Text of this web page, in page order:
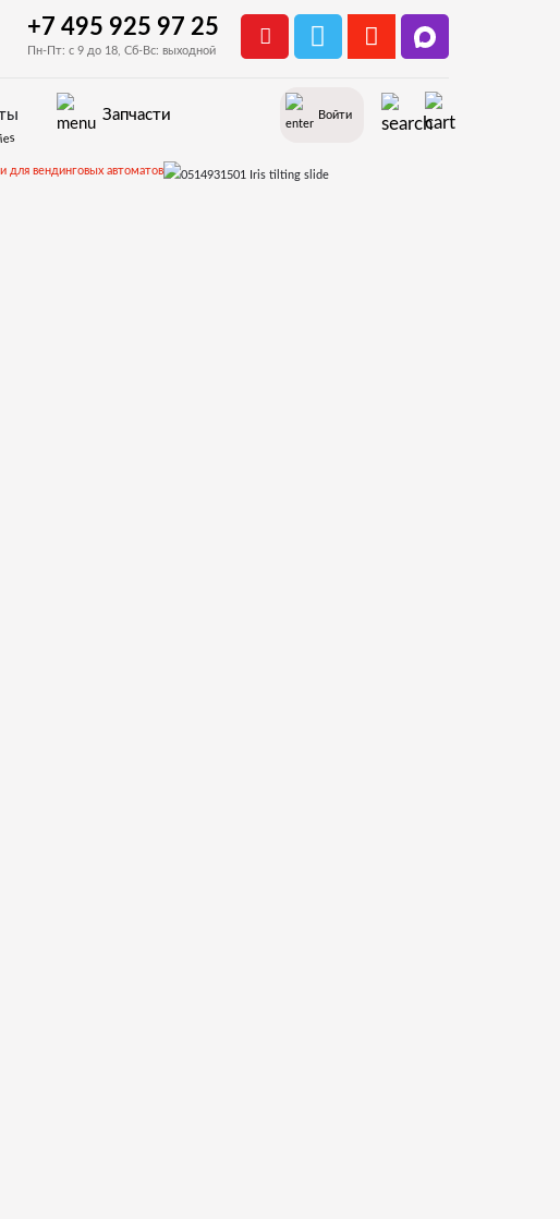
+7 495 925 97 25
Пн-Пт: с 9 до 18, Сб-Вс: выходной
Запчасти Войти
для вендинговых автоматов